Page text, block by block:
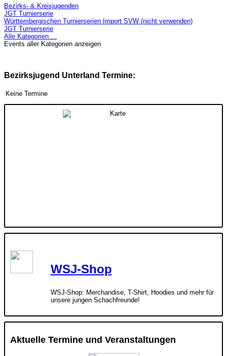
Bezirks- & Kreisjugenden
JGT Turnierserie
Württembergischen Turnierserien Import SVW (nicht verwenden)
JGT Turnierserie
Alle Kategorien ...
Events aller Kategorien anzeigen
Bezirksjugend Unterland Termine:
Keine Termine
WSJ-Shop
WSJ-Shop: Merchandise, T-Shirt, Hoodies und mehr für
unsere jungen Schachfreunde!
Aktuelle Termine und Veranstaltungen